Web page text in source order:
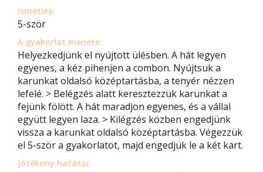
Ismétlés:
5-ször
A gyakorlat menete:
Helyezkedjünk el nyújtott ülésben. A hát legyen
egyenes, a kéz pihenjen a combon. Nyújtsuk a
karunkat oldalsó középtartásba, a tenyér nézzen
lefelé. > Belégzés alatt keresztezzük karunkat a
fejünk fölött. A hát maradjon egyenes, és a vállal
együtt legyen laza. > Kilégzés közben engedjünk
vissza a karunkat oldalsó középtartásba. Végezzük
el 5-ször a gyakorlatot, majd engedjük le a két kart.
Jótékony hatásai: